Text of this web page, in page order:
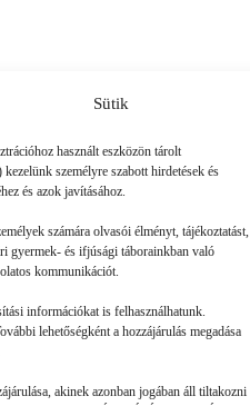
Sütik
használt eszközön tárolt
személyre szabott hirdetések és
és azok javításához.
számára olvasói élményt, tájékoztatást,
gyermek- és ifjúsági táborainkban való
kommunikációt.
információkat is felhasználhatunk.
lehetőségként a hozzájárulás megadása
akinek azonban jogában áll tiltakozni